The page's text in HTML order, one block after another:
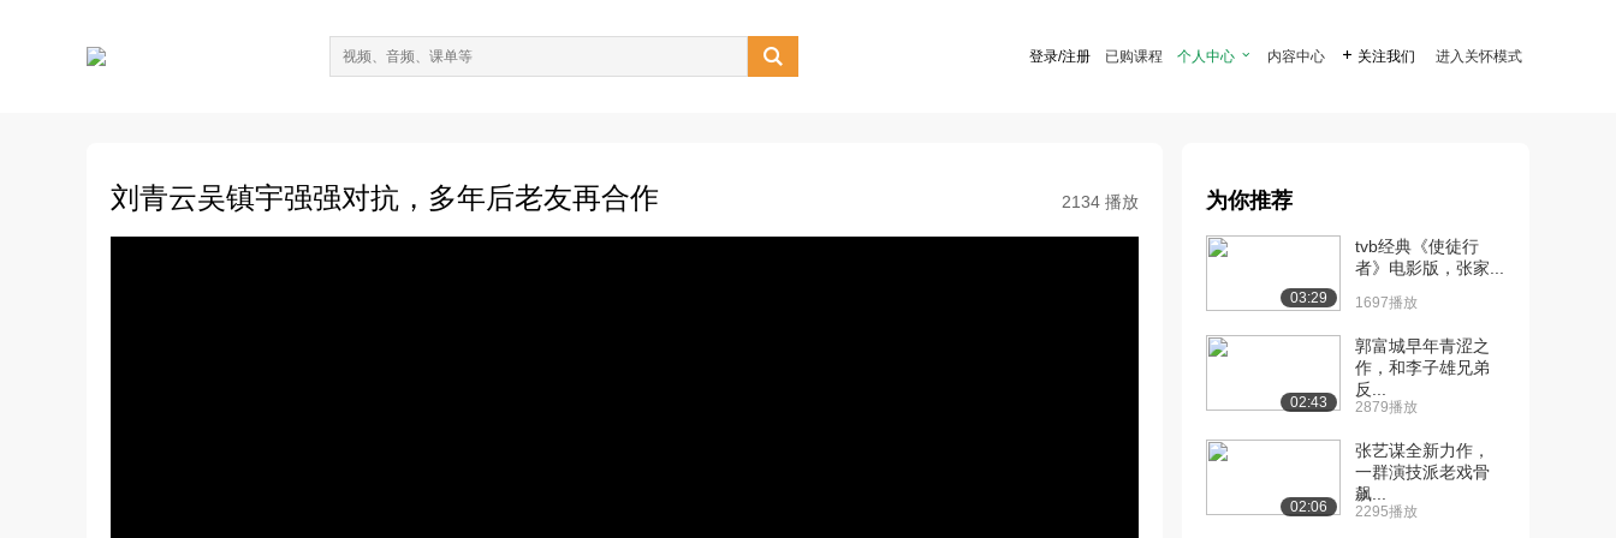
 登录/注册 已购课程 个人中心  内容中心  关注我们 进入关怀模式
刘青云吴镇宇强强对抗，多年后老友再合作 2134 播放 为你推荐
03:29
tvb经典《使徒行
者》电影版，张家...
1697播放
02:43
郭富城早年青涩之
作，和李子雄兄弟
反...
2879播放
02:06
张艺谋全新力作，
一群演技派老戏骨
飙...
2295播放